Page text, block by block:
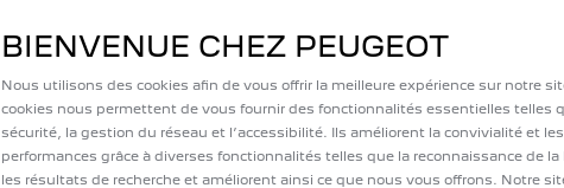
DEMANDER UN DEVIS BESOIN
BIENVENUE CHEZ PEUGEOT
Nous utilisons des cookies afin de vous offrir la meilleure expérience sur notre
cookies nous permettent de vous fournir des fonctionnalités essentielles telles
sécurité, la gestion du réseau et l’accessibilité. Ils améliorent la convivialité et les
performances grâce à diverses fonctionnalités telles que la reconnaissance de la
les résultats de recherche et améliorent ainsi ce que nous vous offrons. Notre